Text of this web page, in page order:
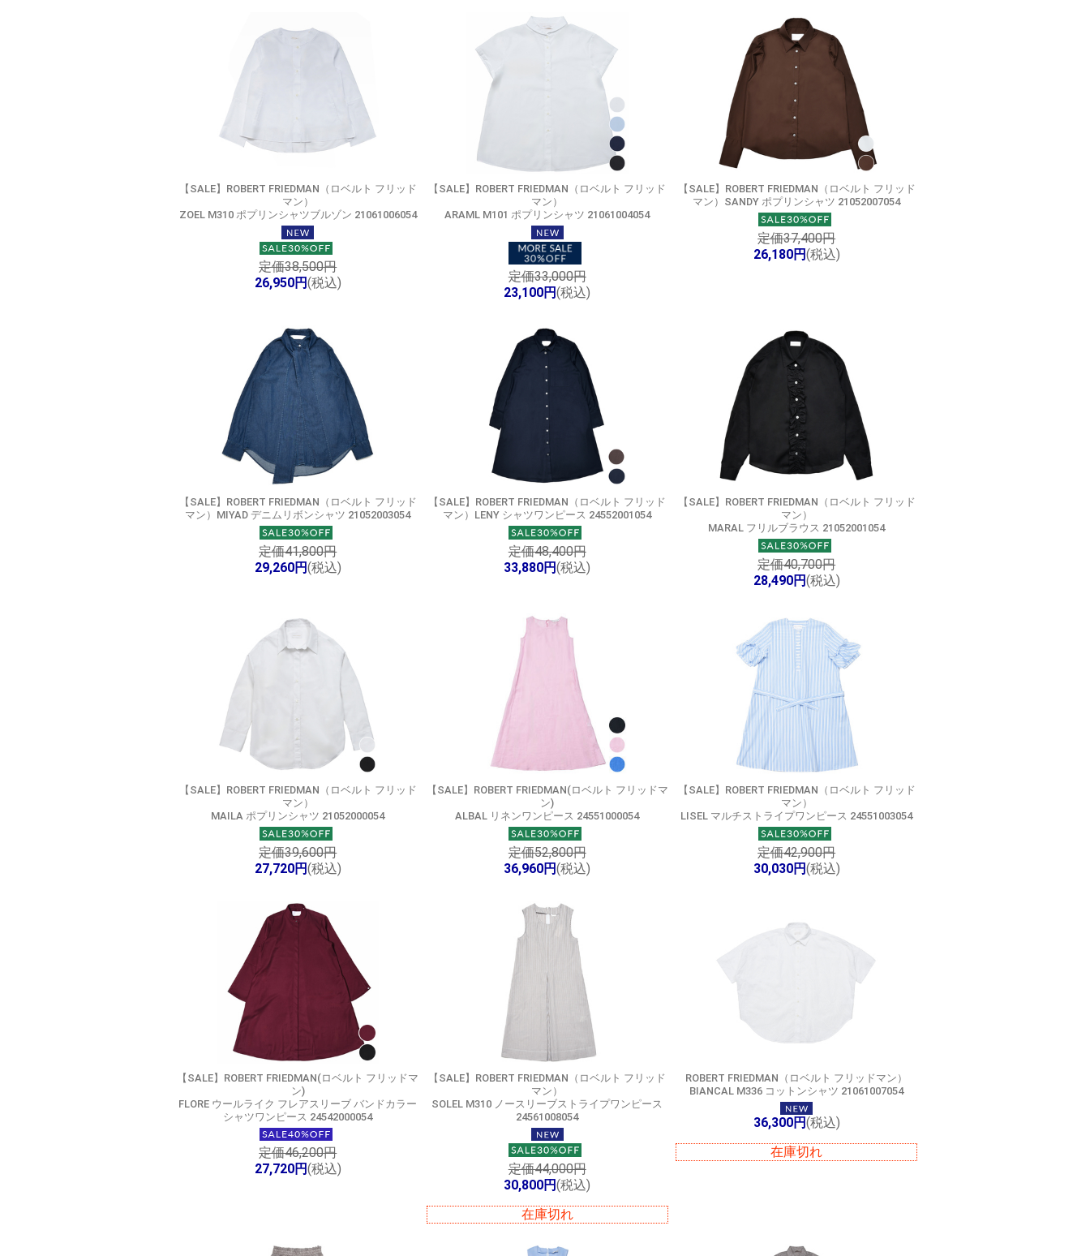
【SALE】 ROBERT FRIEDMAN（ロベルト フリッド
マン）
ZOEL M310 ポプリンシャツブルゾン 21061006054
定価38,500円
26,950円(税込)
【SALE】 ROBERT FRIEDMAN（ロベルト フリッド
マン）
ARAML M101 ポプリンシャツ 21061004054
定価33,000円
23,100円(税込)
【SALE】 ROBERT FRIEDMAN（ロベルト フリッド
マン）SANDY ポプリンシャツ 21052007054
定価37,400円
26,180円(税込)
【SALE】 ROBERT FRIEDMAN（ロベルト フリッド
マン）MIYAD デニムリボンシャツ 21052003054
定価41,800円
29,260円(税込)
【SALE】 ROBERT FRIEDMAN（ロベルト フリッド
マン）LENY シャツワンピース 24552001054
定価48,400円
33,880円(税込)
【SALE】 ROBERT FRIEDMAN（ロベルト フリッド
マン）
MARAL フリルブラウス 21052001054
定価40,700円
28,490円(税込)
【SALE】 ROBERT FRIEDMAN（ロベルト フリッド
マン）
MAILA ポプリンシャツ 21052000054
定価39,600円
27,720円(税込)
【SALE】 ROBERT FRIEDMAN(ロベルト フリッドマ
ン)
ALBAL リネンワンピース 24551000054
定価52,800円
36,960円(税込)
【SALE】 ROBERT FRIEDMAN（ロベルト フリッド
マン）
LISEL マルチストライプワンピース 24551003054
定価42,900円
30,030円(税込)
【SALE】 ROBERT FRIEDMAN(ロベルト フリッドマ
ン)
FLORE ウールライク フレアスリーブ バンドカラー
シャツワンピース 24542000054
定価46,200円
27,720円(税込)
【SALE】 ROBERT FRIEDMAN（ロベルト フリッド
マン）
SOLEL M310 ノースリーブストライプワンピース
24561008054
定価44,000円
30,800円(税込)
在庫切れ
ROBERT FRIEDMAN（ロベルト フリッドマン）
BIANCAL M336 コットンシャツ 21061007054
36,300円(税込)
在庫切れ